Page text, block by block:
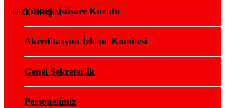
HIZLI ERİŞİM
Yüksek İstişare Kurulu
Akreditasyon İzleme Komitesi
Genel Sekreterlik
Personelimiz